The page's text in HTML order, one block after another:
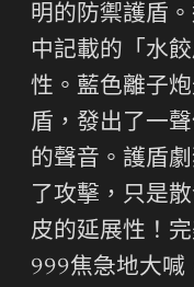
明的防禦護盾
中記載的「水
性。藍色離子
盾，發出了一
的聲音。護盾
了攻擊，只是
皮的延展性！
999焦急地大喊